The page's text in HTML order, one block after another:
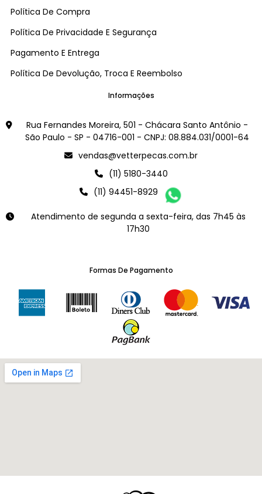
Política De Compra
Política De Privacidade E Segurança
Pagamento E Entrega
Política De Devolução, Troca E Reembolso
Informações
Rua Fernandes Moreira, 501 - Chácara Santo Antônio -
São Paulo - SP - 04716-001 - CNPJ: 08.884.031/0001-64
vendas@vetterpecas.com.br
(11) 5180-3440
(11) 94451-8929
Atendimento de segunda a sexta-feira, das 7h45 às
17h30
Formas De Pagamento